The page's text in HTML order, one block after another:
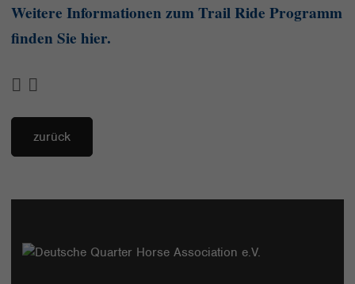
Weitere Informationen zum Trail Ride Programm
finden Sie hier.
zurück